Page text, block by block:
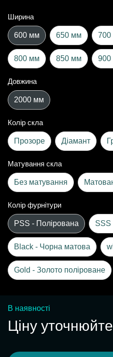
Ширина
600 мм 650 мм
800 мм 850 мм
Довжина
2000 мм
Колір скла
Прозоре Діамант
Матування скла
Без матування
Колір фурнітури
PSS - Полірована SSS
Black - Чорна матова
Gold - Золото поліроване
В наявності
Ціну уточнюйте